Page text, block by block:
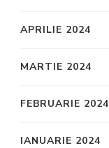
APRILIE 2024
MARTIE 2024
FEBRUARIE 2024
IANUARIE 2024